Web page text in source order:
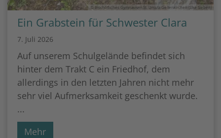
© Bischöfliches Gymnasium St. Ursula Geilenkirchen (Elke Sieben)
Ein Grabstein für Schwester Clara
7. Juli 2026
Auf unserem Schulgelände befindet sich
hinter dem Trakt C ein Friedhof, dem
allerdings in den letzten Jahren nicht mehr
sehr viel Aufmerksamkeit geschenkt wurde.
...
Mehr